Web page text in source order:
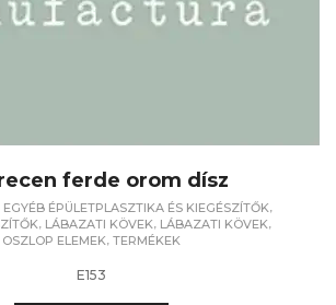
ferde orom dísz
EGYÉB ÉPÜLETPLASZTIKA ÉS KIEGÉSZÍTŐK,
, LÁBAZATI KÖVEK, LÁBAZATI KÖVEK,
OSZLOP ELEMEK, TERMÉKEK
E153